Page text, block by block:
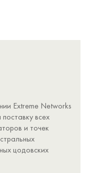
Extreme Networks
всех
и точек
цодовских